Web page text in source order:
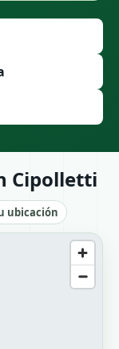
Cipolletti
ubicación